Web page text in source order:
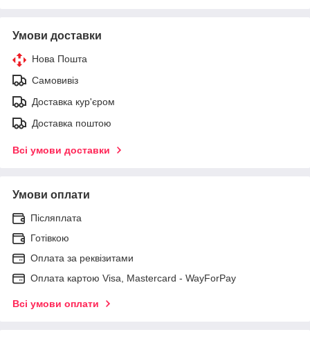
Умови доставки
Нова Пошта
Самовивіз
Доставка кур'єром
Доставка поштою
Всі умови доставки
Умови оплати
Післяплата
Готівкою
Оплата за реквізитами
Оплата картою Visa, Mastercard - WayForPay
Всі умови оплати